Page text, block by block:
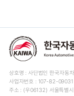
상호명 : 사단법인 한국자동
사업자번호 : 107-82-09031
주소 : (우06132) 서울특별